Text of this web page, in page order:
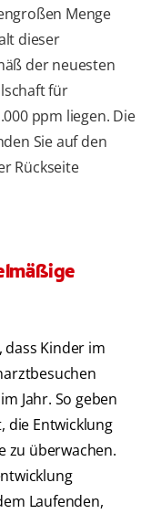
Menge
dieser
der neuesten
für
ppm liegen. Die
Sie auf den
Rückseite
dass Kinder im
Jahr. So geben
die Entwicklung
zu überwachen.
Laufenden,